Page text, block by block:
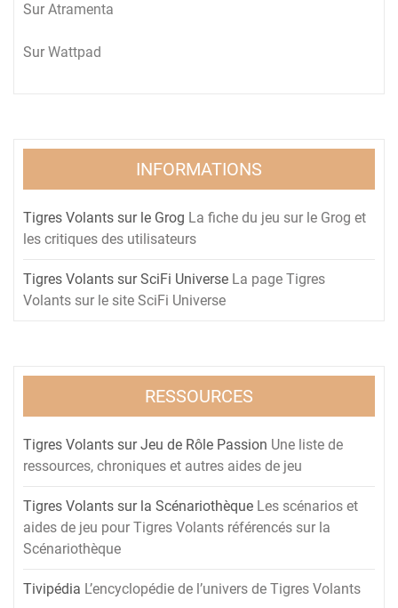
Sur Atramenta
Sur Wattpad
INFORMATIONS
Tigres Volants sur le Grog La fiche du jeu sur le Grog et
les critiques des utilisateurs
Tigres Volants sur SciFi Universe La page Tigres
Volants sur le site SciFi Universe
RESSOURCES
Tigres Volants sur Jeu de Rôle Passion Une liste de
ressources, chroniques et autres aides de jeu
Tigres Volants sur la Scénariothèque Les scénarios et
aides de jeu pour Tigres Volants référencés sur la
Scénariothèque
Tivipédia L’encyclopédie de l’univers de Tigres Volants